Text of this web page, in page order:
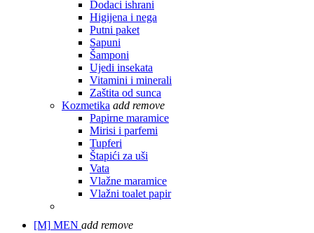
Dodaci ishrani
Higijena i nega
Putni paket
Sapuni
Šamponi
Ujedi insekata
Vitamini i minerali
Zaštita od sunca
Kozmetika add remove
Papirne maramice
Mirisi i parfemi
Tupferi
Štapići za uši
Vata
Vlažne maramice
Vlažni toalet papir
[M] MEN add remove